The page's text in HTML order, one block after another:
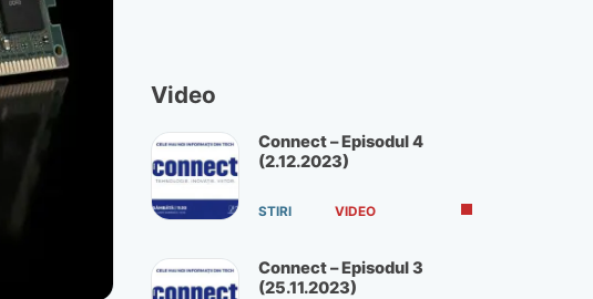
Video
Connect – Episodul 4
(2.12.2023)
STIRI VIDEO
Connect – Episodul 3
(25.11.2023)